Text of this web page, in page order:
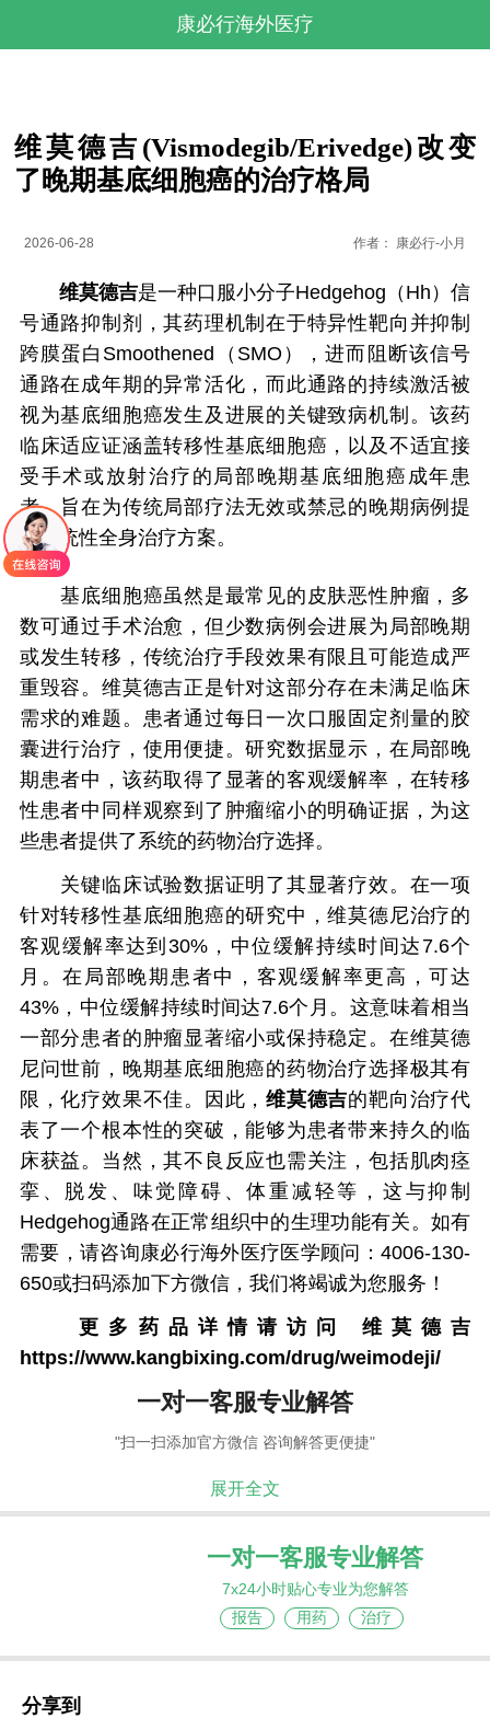
康必行海外医疗
维莫德吉(Vismodegib/Erivedge)改变
了晚期基底细胞癌的治疗格局
2026-06-28 作者： 康必行-小月
维莫德吉是一种口服小分子Hedgehog（Hh）信
号通路抑制剂，其药理机制在于特异性靶向并抑制
跨膜蛋白Smoothened（SMO），进而阻断该信号
通路在成年期的异常活化，而此通路的持续激活被
视为基底细胞癌发生及进展的关键致病机制。该药
临床适应证涵盖转移性基底细胞癌，以及不适宜接
受手术或放射治疗的局部晚期基底细胞癌成年患
者，旨在为传统局部疗法无效或禁忌的晚期病例提
供系统性全身治疗方案。
基底细胞癌虽然是最常见的皮肤恶性肿瘤，多
数可通过手术治愈，但少数病例会进展为局部晚期
或发生转移，传统治疗手段效果有限且可能造成严
重毁容。维莫德吉正是针对这部分存在未满足临床
需求的难题。患者通过每日一次口服固定剂量的胶
囊进行治疗，使用便捷。研究数据显示，在局部晚
期患者中，该药取得了显著的客观缓解率，在转移
性患者中同样观察到了肿瘤缩小的明确证据，为这
些患者提供了系统的药物治疗选择。
关键临床试验数据证明了其显著疗效。在一项
针对转移性基底细胞癌的研究中，维莫德尼治疗的
客观缓解率达到30%，中位缓解持续时间达7.6个
月。在局部晚期患者中，客观缓解率更高，可达
43%，中位缓解持续时间达7.6个月。这意味着相当
一部分患者的肿瘤显著缩小或保持稳定。在维莫德
尼问世前，晚期基底细胞癌的药物治疗选择极其有
限，化疗效果不佳。因此，维莫德吉的靶向治疗代
表了一个根本性的突破，能够为患者带来持久的临
床获益。当然，其不良反应也需关注，包括肌肉痉
挛、脱发、味觉障碍、体重减轻等，这与抑制
Hedgehog通路在正常组织中的生理功能有关。如有
需要，请咨询康必行海外医疗医学顾问：4006-130-
650或扫码添加下方微信，我们将竭诚为您服务！
更多药品详情请访问 维莫德吉
https://www.kangbixing.com/drug/weimodeji/
一对一客服专业解答
"扫一扫添加官方微信 咨询解答更便捷"
展开全文
一对一客服专业解答
7x24小时贴心专业为您解答
报告
用药 治疗
分享到